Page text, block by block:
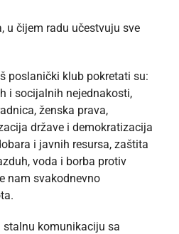
u čijem radu učestvuju sve
poslanički klub pokretati su:
i socijalnih nejednakosti,
ženska prava,
države i demokratizacija
i javnih resursa, zaštita
voda i borba protiv
nam svakodnevno
komunikaciju sa